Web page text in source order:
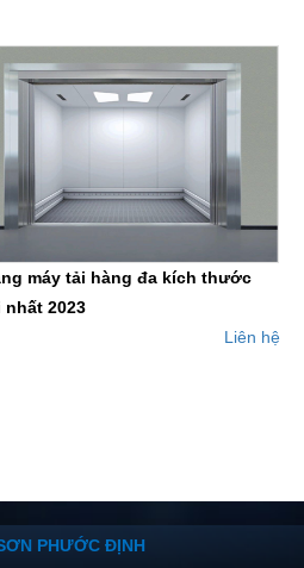
máy tải hàng đa kích thước
nhất 2023
Liên hệ
PHƯỚC ĐỊNH